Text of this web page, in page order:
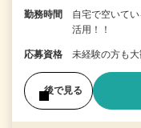
勤務時間
自宅で空いて
活用！！
応募資格 未経験の方も大
後で見る